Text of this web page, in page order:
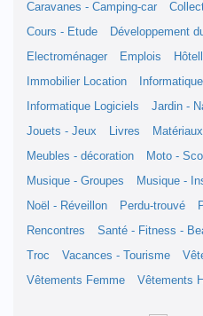
Caravanes - Camping-car
Cours - Etude
Développement
Electroménager
Emplois
Immobilier Location
Informatique Logiciels
Jardin -
Jouets - Jeux
Livres
Meubles - décoration
Moto -
Musique - Groupes
Musique -
Noël - Réveillon
Perdu-trouvé
Rencontres
Santé - Fitness -
Troc
Vacances - Tourisme
Vêtements Femme
Vêtements